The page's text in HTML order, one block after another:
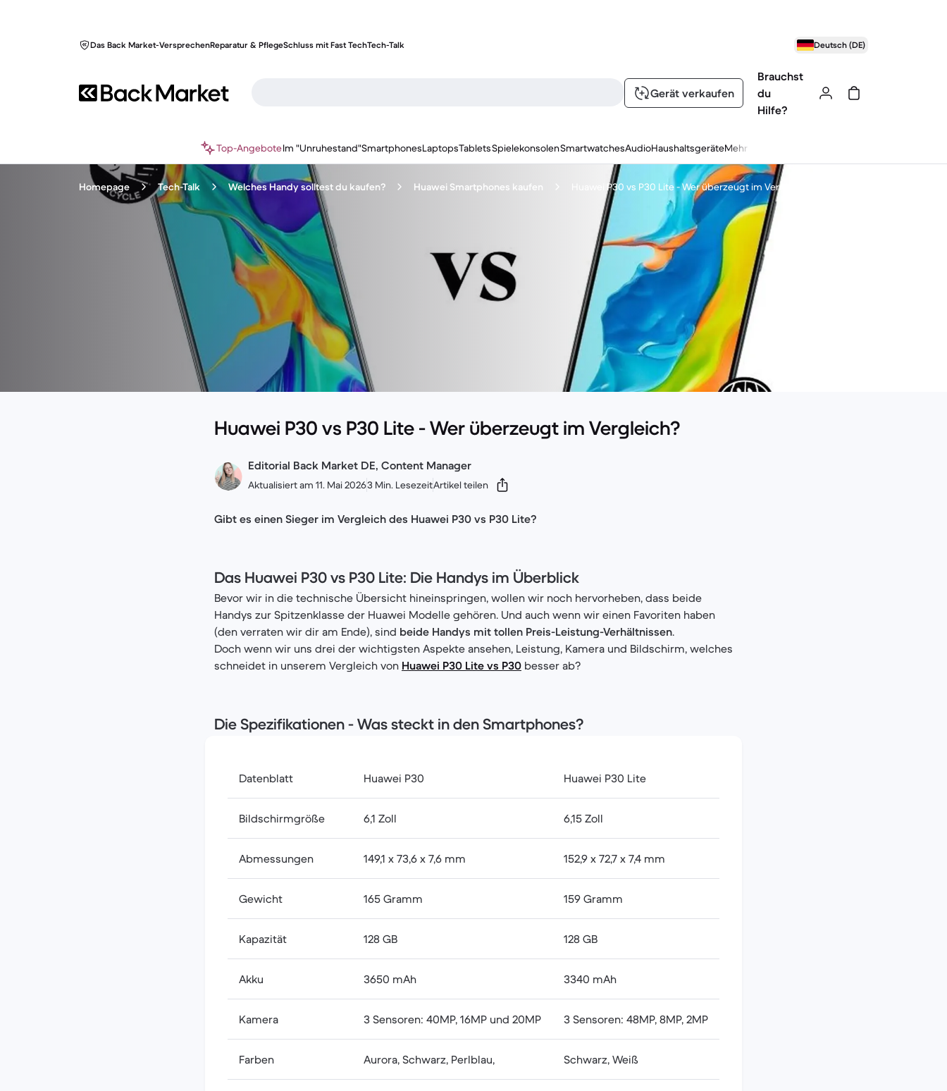
Das Back Market-VersprechenReparatur & PflegeSchluss mit Fast TechTech-Talk Deutsch (DE)
Gerät verkaufen
Brauchst
du
Hilfe?
Top-AngeboteIm "Unruhestand"SmartphonesLaptopsTabletsSpielekonsolenSmartwatchesAudioHaushaltsgeräteMehr
Homepage Tech-Talk Welches Handy solltest du kaufen? Huawei Smartphones kaufen Huawei P30 vs P30 Lite - Wer überzeugt im Vergleich?
Huawei P30 vs P30 Lite - Wer überzeugt im Vergleich?
Editorial Back Market DE, Content Manager
Aktualisiert am 11. Mai 20263 Min. LesezeitArtikel teilen
Gibt es einen Sieger im Vergleich des Huawei P30 vs P30 Lite?
Das Huawei P30 vs P30 Lite: Die Handys im Überblick
Bevor wir in die technische Übersicht hineinspringen, wollen wir noch hervorheben, dass beide
Handys zur Spitzenklasse der Huawei Modelle gehören. Und auch wenn wir einen Favoriten haben
(den verraten wir dir am Ende), sind beide Handys mit tollen Preis-Leistung-Verhältnissen.
Doch wenn wir uns drei der wichtigsten Aspekte ansehen, Leistung, Kamera und Bildschirm, welches
schneidet in unserem Vergleich von Huawei P30 Lite vs P30 besser ab?
Die Spezifikationen - Was steckt in den Smartphones?
Datenblatt Huawei P30 Huawei P30 Lite
Bildschirmgröße 6,1 Zoll 6,15 Zoll
Abmessungen 149,1 x 73,6 x 7,6 mm 152,9 x 72,7 x 7,4 mm
Gewicht 165 Gramm 159 Gramm
Kapazität 128 GB 128 GB
Akku 3650 mAh 3340 mAh
Kamera 3 Sensoren: 40MP, 16MP und 20MP 3 Sensoren: 48MP, 8MP, 2MP
Farben Aurora, Schwarz, Perlblau, Schwarz, Weiß